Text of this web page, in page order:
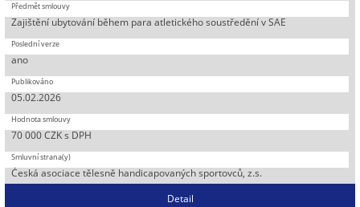
Zajištění ubytování během para atletického soustředění v SAE
ano
05.02.2026
70 000 CZK s DPH
Česká asociace tělesně handicapovaných sportovců, z.s.
Detail